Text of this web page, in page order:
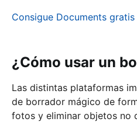
Consigue Documents
¿Cómo usar un
Las distintas plataformas
de borrador mágico de
fotos y eliminar objetos no